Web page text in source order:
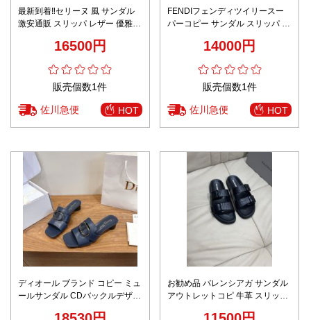
最新到着‼セリーヌ 風 サンダル
激安通販 スリッパ レザー 優雅レ
16500円
販売個数1件
佐川急便 HOT
FENDIフェンディツイリースー
パーコピー サンダル スリッパ 歩
女性 イエロー14000円
販売個数1件
佐川急便 HOT
ディオール ブランド コピー ミュ
ールサンダル CDバックルデザイ
お勧め品 バレンシアガ サンダル
アウトレットコピ 牛革 スリッパ